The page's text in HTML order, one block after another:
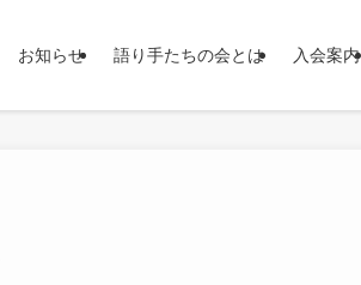
お知らせ 語り手たちの会とは 入会案内